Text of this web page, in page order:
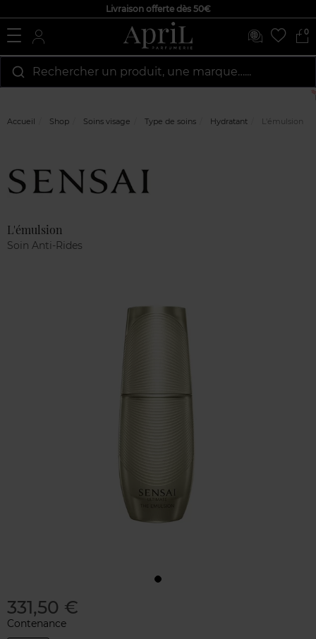
Livraison offerte dès 50€
0
Rechercher un produit, une marque…...
Accueil Shop Soins visage Type de soins Hydratant L'émulsion
L'émulsion
Soin Anti-Rides
331,50 €
Contenance